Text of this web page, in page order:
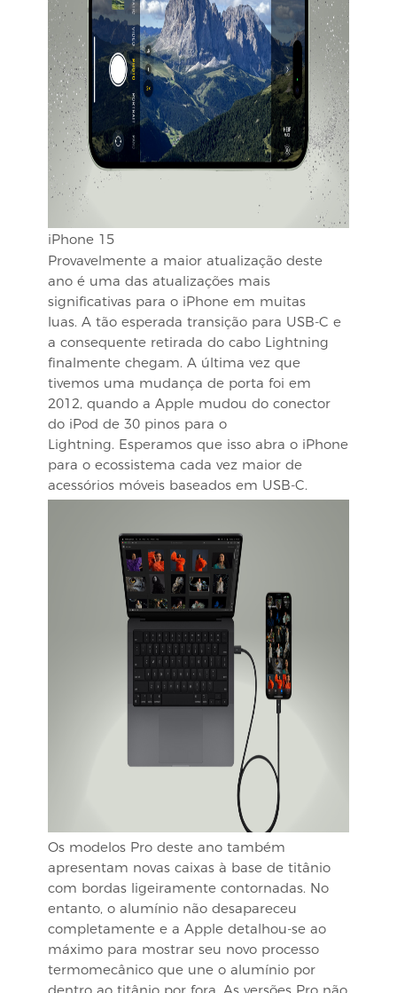
iPhone 15
Provavelmente a maior atualização deste
ano é uma das atualizações mais
significativas para o iPhone em muitas
luas. A tão esperada transição para USB-C e
a consequente retirada do cabo Lightning
finalmente chegam. A última vez que
tivemos uma mudança de porta foi em
2012, quando a Apple mudou do conector
do iPod de 30 pinos para o
Lightning. Esperamos que isso abra o iPhone
para o ecossistema cada vez maior de
acessórios móveis baseados em USB-C.
Os modelos Pro deste ano também
apresentam novas caixas à base de titânio
com bordas ligeiramente contornadas. No
entanto, o alumínio não desapareceu
completamente e a Apple detalhou-se ao
máximo para mostrar seu novo processo
termomecânico que une o alumínio por